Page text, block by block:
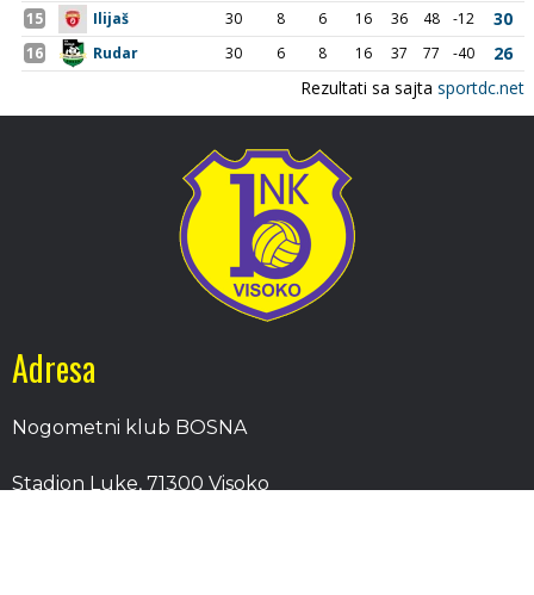
Adresa
Nogometni klub BOSNA
Stadion Luke, 71300 Visoko